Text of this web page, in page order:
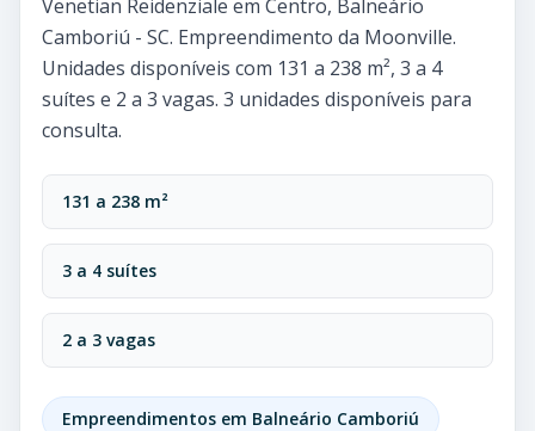
Venetian Reidenziale em Centro, Balneário
Camboriú - SC. Empreendimento da Moonville.
Unidades disponíveis com 131 a 238 m², 3 a 4
suítes e 2 a 3 vagas. 3 unidades disponíveis para
consulta.
131 a 238 m²
3 a 4 suítes
2 a 3 vagas
Empreendimentos em Balneário Camboriú